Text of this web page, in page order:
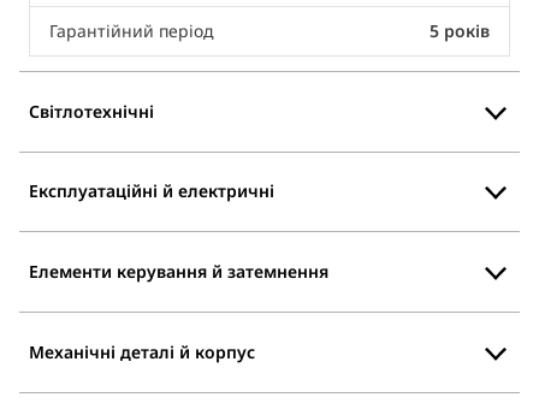
Гарантійний період 5 років
Світлотехнічні
Експлуатаційні й електричні
Елементи керування й затемнення
Механічні деталі й корпус